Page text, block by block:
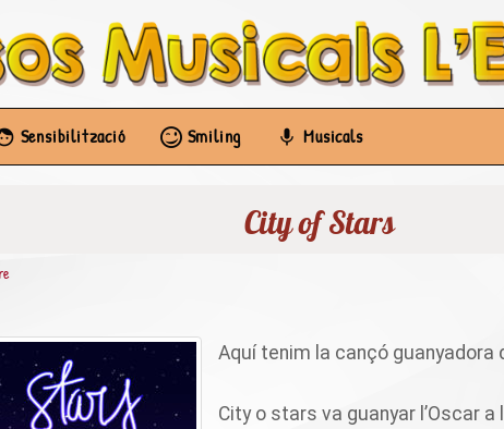
Sensibilització Smiling Musicals
City of Stars
Aquí tenim la cançó guanyadora
City o stars va guanyar l’Oscar